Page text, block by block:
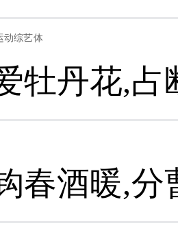
动综艺体
牡丹花,占
春酒暖,分